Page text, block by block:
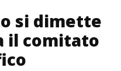
si dimette
il comitato